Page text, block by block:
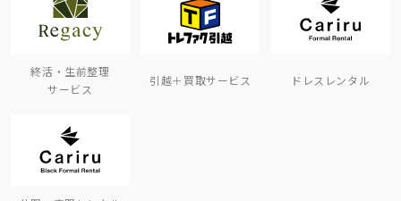
終活・生前整理
サービス
引越＋買取サービス ドレスレンタル